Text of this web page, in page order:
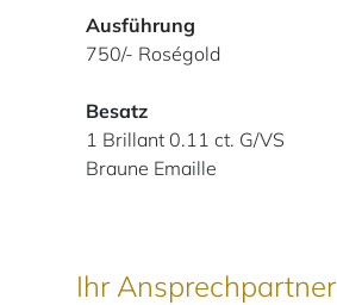
Ausführung
750/- Roségold
Besatz
1 Brillant 0.11 ct. G/VS
Braune Emaille
Ihr Ansprechpartner